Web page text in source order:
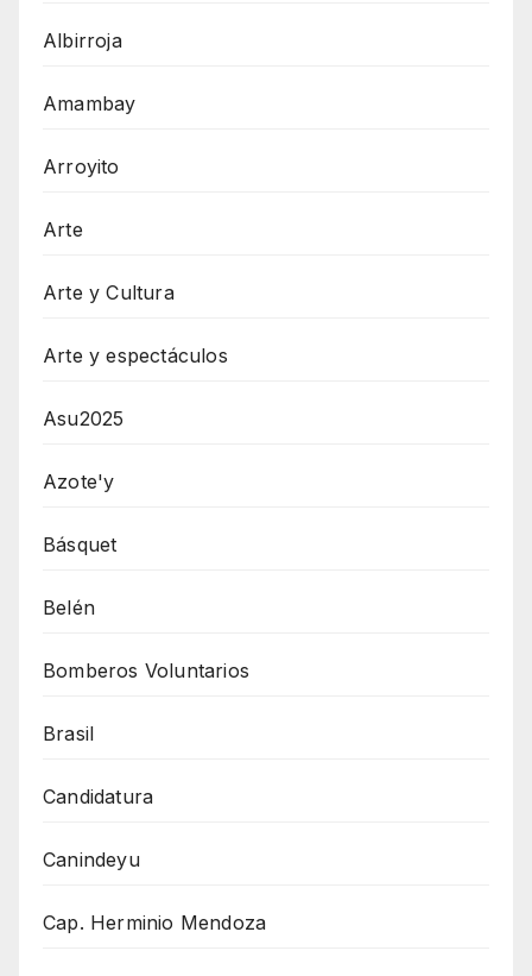
Albirroja
Amambay
Arroyito
Arte
Arte y Cultura
Arte y espectáculos
Asu2025
Azote'y
Básquet
Belén
Bomberos Voluntarios
Brasil
Candidatura
Canindeyu
Cap. Herminio Mendoza